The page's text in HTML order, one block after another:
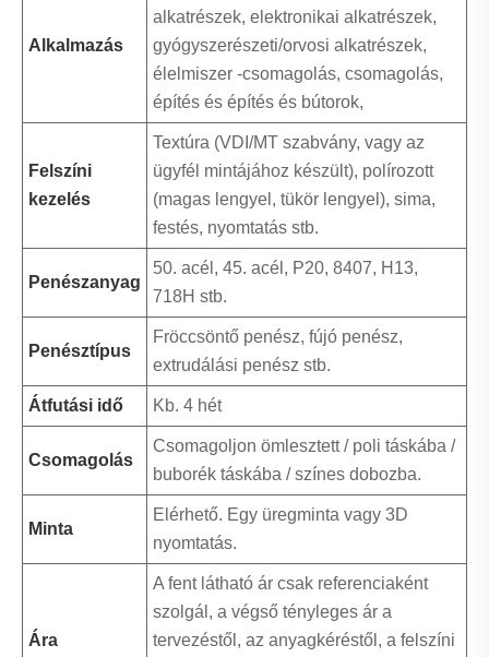
Alkalmazás
alkatrészek, elektronikai alkatrészek,
gyógyszerészeti/orvosi alkatrészek,
élelmiszer -csomagolás, csomagolás,
építés és építés és bútorok,
Felszíni
kezelés
Textúra (VDI/MT szabvány, vagy az
ügyfél mintájához készült), polírozott
(magas lengyel, tükör lengyel), sima,
festés, nyomtatás stb.
Penészanyag
50. acél, 45. acél, P20, 8407, H13,
718H stb.
Penésztípus
Fröccsöntő penész, fújó penész,
extrudálási penész stb.
Átfutási idő Kb. 4 hét
Csomagolás
Csomagoljon ömlesztett / poli táskába /
buborék táskába / színes dobozba.
Minta
Elérhető. Egy üregminta vagy 3D
nyomtatás.
Ára
A fent látható ár csak referenciaként
szolgál, a végső tényleges ár a
tervezéstől, az anyagkéréstől, a felszíni